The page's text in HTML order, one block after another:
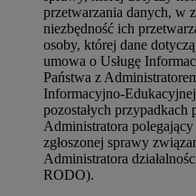
przetwarzania danych, w
niezbędność ich
osoby, której dane
umowa o Usługę
Państwa z
Informacyjno-
pozostałych przypadkach
Administratora
zgłoszonej sprawy
Administratora
RODO).